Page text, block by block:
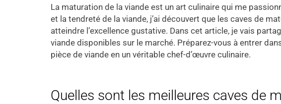
La maturation de la viande est un art culinaire qui me
et la tendreté de la viande, j’ai découvert que les caves de
atteindre l’excellence gustative. Dans cet article, je vais
viande disponibles sur le marché. Préparez-vous à entrer
pièce de viande en un véritable chef-d’œuvre culinaire.
Quelles sont les meilleures caves de